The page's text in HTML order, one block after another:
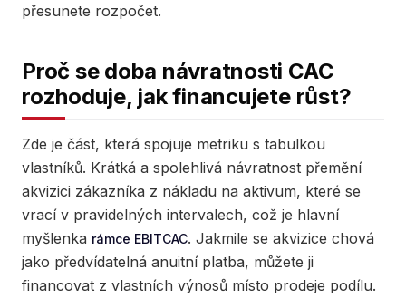
přesunete rozpočet.
Proč se doba návratnosti CAC
rozhoduje, jak financujete růst?
Zde je část, která spojuje metriku s tabulkou
vlastníků. Krátká a spolehlivá návratnost přemění
akvizici zákazníka z nákladu na aktivum, které se
vrací v pravidelných intervalech, což je hlavní
myšlenka rámce EBITCAC. Jakmile se akvizice chová
jako předvídatelná anuitní platba, můžete ji
financovat z vlastních výnosů místo prodeje podílu.